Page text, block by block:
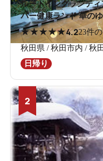
ルートイングランテ
パー健康ランド 華の
★★★★★4.223件
秋田県 / 秋田市内 / 秋
日帰り
2